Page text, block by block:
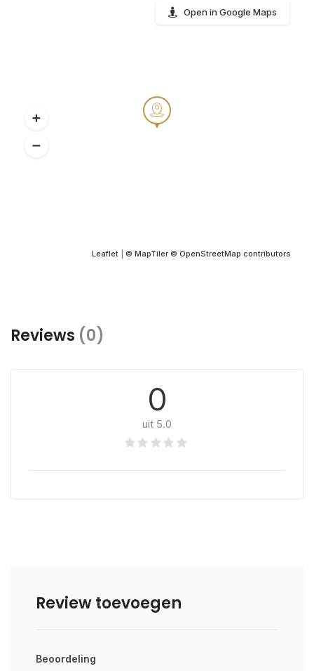
Leaflet © MapTiler © OpenStreetMap contributors
Open in Google Maps
Reviews (0)
0
uit 5.0
Review toevoegen
Beoordeling